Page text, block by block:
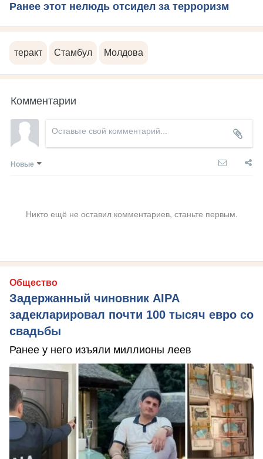
Ранее этот нелюдь отсидел за терроризм
теракт Стамбул Молдова
Комментарии
Новые
Никто ещё не оставил комментариев, станьте первым.
Общество
Задержанный чиновник AIPA
задекларировал почти 100 тысяч евро со
свадьбы
Ранее у него изъяли миллионы леев